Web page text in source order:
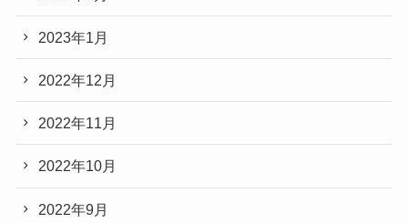
2023年1月
2022年12月
2022年11月
2022年10月
2022年9月